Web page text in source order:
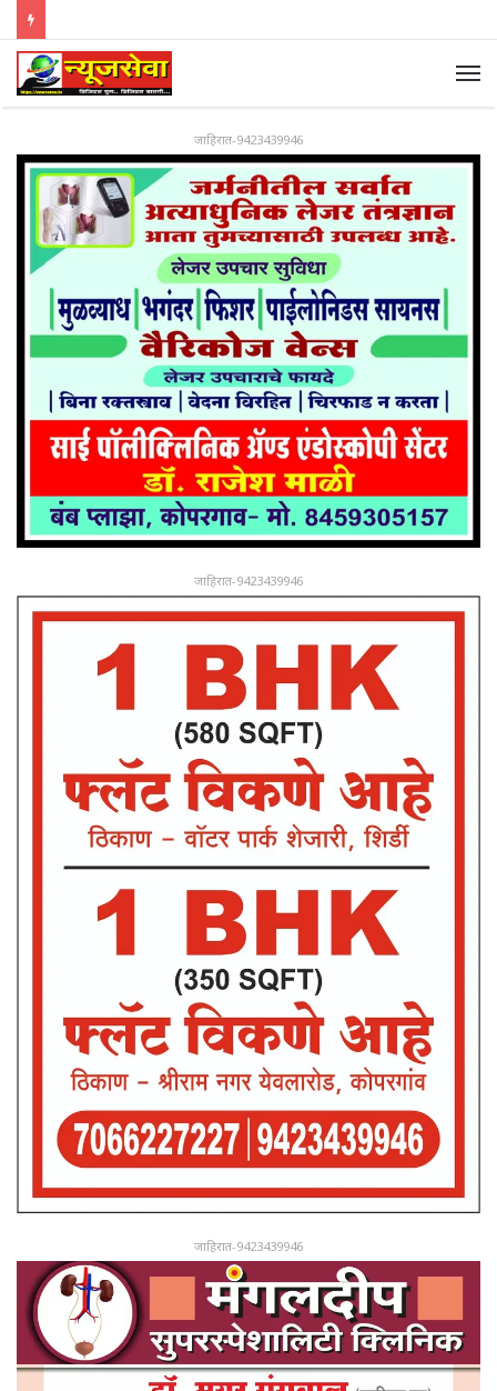
जाहिरात-9423439946
जाहिरात-9423439946
जाहिरात-9423439946